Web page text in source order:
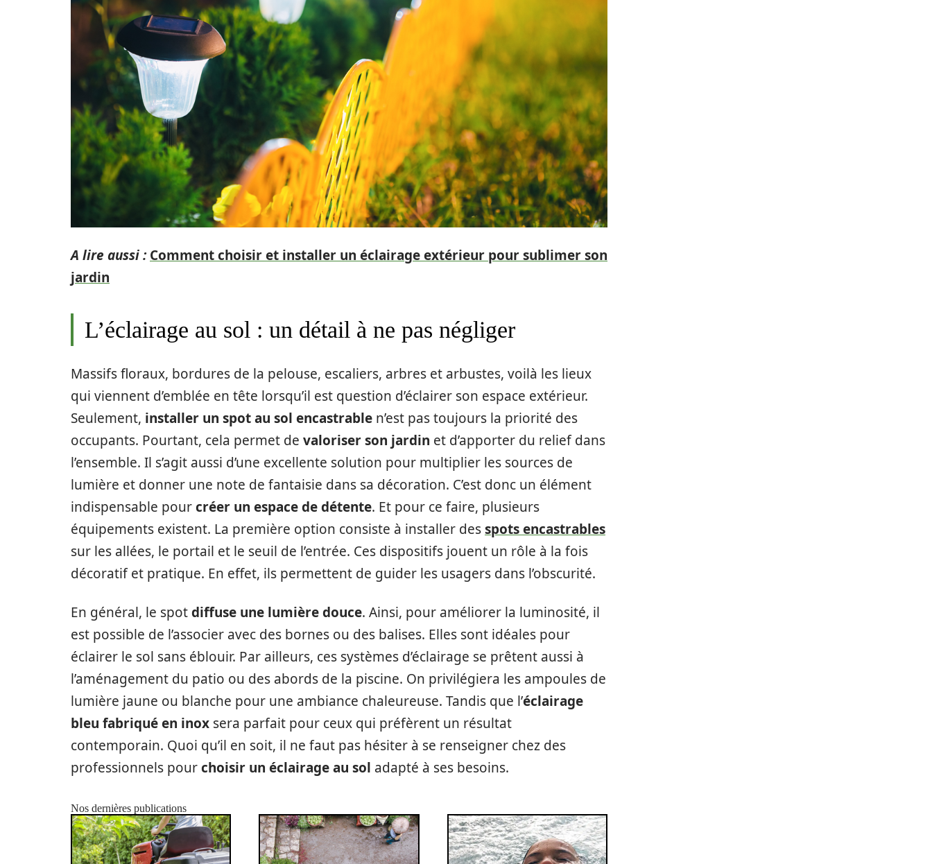
A lire aussi : Comment choisir et installer un éclairage extérieur pour sublimer son
jardin
L’éclairage au sol : un détail à ne pas négliger
Massifs floraux, bordures de la pelouse, escaliers, arbres et arbustes, voilà les lieux
qui viennent d’emblée en tête lorsqu’il est question d’éclairer son espace extérieur.
Seulement, installer un spot au sol encastrable n’est pas toujours la priorité des
occupants. Pourtant, cela permet de valoriser son jardin et d’apporter du relief dans
l’ensemble. Il s’agit aussi d’une excellente solution pour multiplier les sources de
lumière et donner une note de fantaisie dans sa décoration. C’est donc un élément
indispensable pourcréer un espace de détente. Et pour ce faire, plusieurs
équipements existent. La première option consiste à installer desspots encastrables
sur les allées, le portail et le seuil de l’entrée. Ces dispositifs jouent un rôle à la fois
décoratif et pratique. En effet, ils permettent de guider les usagers dans l’obscurité.
En général, le spotdiffuse une lumière douce. Ainsi, pour améliorer la luminosité, il
est possible de l’associer avec des bornes ou des balises. Elles sont idéales pour
éclairer le sol sans éblouir. Par ailleurs, ces systèmes d’éclairage se prêtent aussi à
l’aménagement du patio ou des abords de la piscine. On privilégiera les ampoules de
lumière jaune ou blanche pour une ambiance chaleureuse. Tandis que l’éclairage
bleu fabriqué en inox sera parfait pour ceux qui préfèrent un résultat
contemporain. Quoi qu’il en soit, il ne faut pas hésiter à se renseigner chez des
professionnels pourchoisir un éclairage au sol adapté à ses besoins.
Nos dernières publications